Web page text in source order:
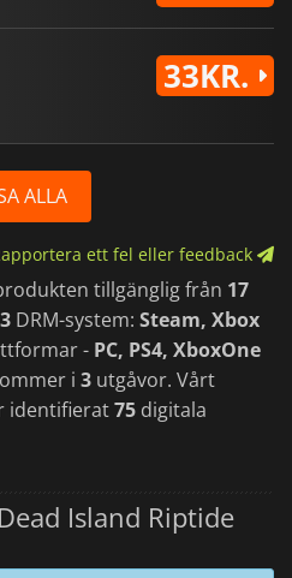
33KR.
ALLA
ett fel eller feedback
tillgänglig från 17
3 DRM-system: Steam, Xbox
- PC, PS4, XboxOne
i 3 utgåvor. Vårt
identifierat75 digitala
Island Riptide